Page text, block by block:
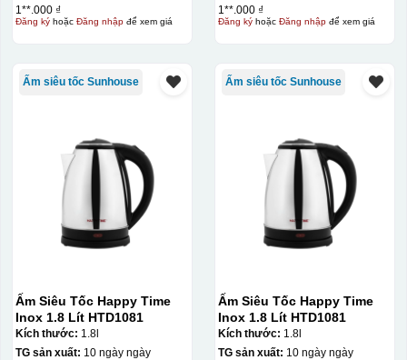
In lưới (silk screen printing) trong ngành quà tặng là kỹ
quang, trong đó hình ảnh cần in được phơi sáng tạo
thành khuôn. Mực in được đẩy qua các lỗ nhỏ trên lưới
bằng một thanh gạt (squeegee) để in lên bề mặt sản
phẩm như ly, cốc, bút, móc khóa hay các vật phẩm quà
tặng khác. Kỹ thuật này cho phép in được nhiều màu sắc
khác nhau, độ bền cao, có thể in trên nhiều chất liệu và
quy trình chuẩn bị kỹ lưỡng và chi phí setup ban đầu
tương đối cao.
1**.000 ₫
Đăng kýhoặc Đăng nhậpđể xem giá
1**.000 ₫
Đăng kýhoặc Đăng nhậpđể xem giá
Ấm siêu tốc Sunhouse
Ấm Siêu Tốc Happy Time
Inox 1.8 Lít HTD1081
Kích thước: 1.8l
TG sản xuất: 10 ngày ngày
Ấm siêu tốc Sunhouse
Ấm Siêu Tốc Happy Time
Inox 1.8 Lít HTD1081
Kích thước: 1.8l
TG sản xuất: 10 ngày ngày